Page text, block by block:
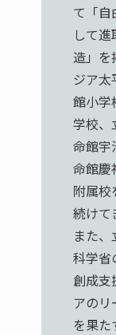
て「自
して
造」を
ジア太
館小学
学校、
命館宇
命館慶
附属校
続けて
また
科学省
創成支
アのリ
を果